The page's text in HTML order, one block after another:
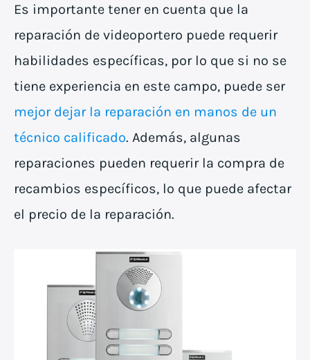
Es importante tener en cuenta que la
reparación de videoportero puede requerir
habilidades específicas, por lo que si no se
tiene experiencia en este campo, puede ser
mejor dejar la reparación en manos de un
técnico calificado. Además, algunas
reparaciones pueden requerir la compra de
recambios específicos, lo que puede afectar
el precio de la reparación.